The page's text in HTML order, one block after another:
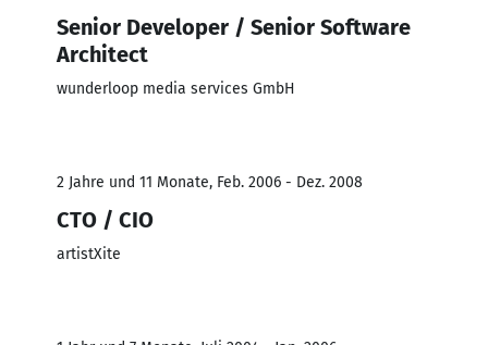
Senior Developer / Senior Software
Architect
wunderloop media services GmbH
2 Jahre und 11 Monate, Feb. 2006 - Dez. 2008
CTO / CIO
artistXite